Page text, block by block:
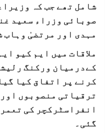
شامل تھے جب کہ
صوبائی وزراء سعید
مہدی اور مرتضیٰ وہاب
ملاقات میں ایم کیو
کےدرمیان ورکنگ
کرنے پر اتفاق کیا
ترقیاتی منصوبوں
انفراسٹرکچر کی
گئی۔